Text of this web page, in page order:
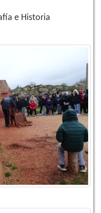
e Historia